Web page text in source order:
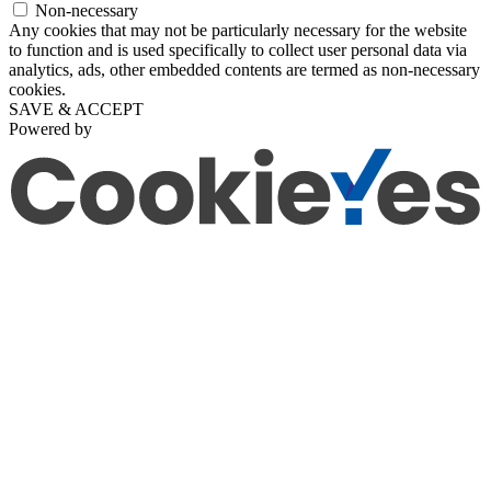
Non-necessary
Any cookies that may not be particularly necessary for the website
to function and is used specifically to collect user personal data via
analytics, ads, other embedded contents are termed as non-necessary
cookies.
SAVE & ACCEPT
Powered by